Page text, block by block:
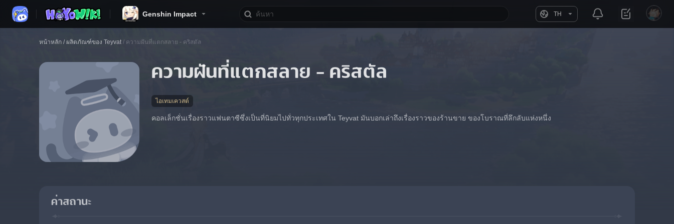
Genshin Impact TH
หน้าหลัก / ผลิตภัณฑ์ของ Teyvat / ความฝันที่แตกสลาย - คริสตัล
ความฝันที่แตกสลาย - คริสตัล
ไอเทมเควสต์
คอลเล็กชั่นเรื่องราวแฟนตาซีซึ่งเป็นที่นิยมไปทั่วทุกประเทศใน Teyvat มันบอกเล่าถึงเรื่องราวของร้านขาย ของโบราณที่ลึกลับแห่งหนึ่ง
ค่าสถานะ